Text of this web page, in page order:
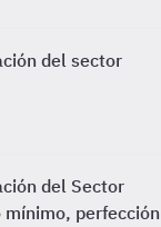
del sector
del Sector
perfección